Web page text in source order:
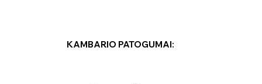
KAMBARIO PATOGUMAI: